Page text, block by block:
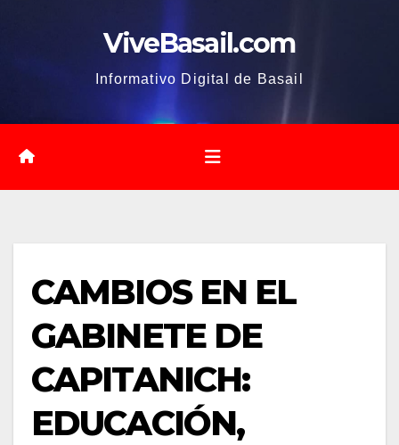
ViveBasail.com
Informativo Digital de Basail
CAMBIOS EN EL
GABINETE DE
CAPITANICH:
EDUCACIÓN,